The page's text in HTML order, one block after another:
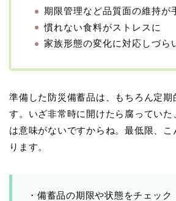
期限管理など品質面の維持が
慣れない食料がストレスに
家族形態の変化に対応しづら
準備した防災備蓄品は、もちろん定期
す。いざ非常時に開けたら腐ってい
は意味がないですからね。最低限、
ります。
・備蓄品の期限や状態をチェック